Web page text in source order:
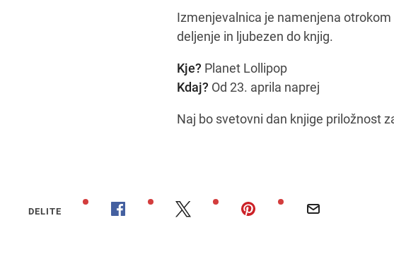
Izmenjevalnica je namenjena
deljenje in ljubezen do knjig.
Kje? Planet Lollipop
Kdaj? Od 23. aprila naprej
Naj bo svetovni dan knjige priložnost
DELITE